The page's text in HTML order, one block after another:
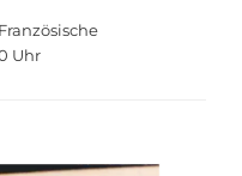
Uhr